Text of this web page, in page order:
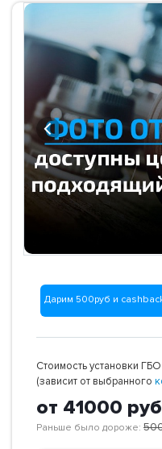
Previous
Дарим 500руб и
Стоимость установки
(зависит от выбранного
от 41000
Раньше было дороже: